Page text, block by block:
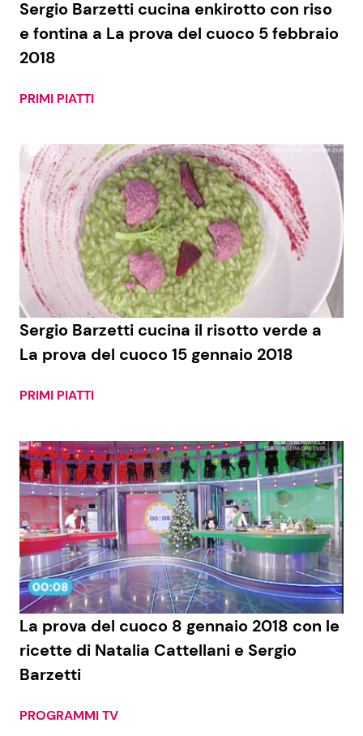
Seguici
Info
Chi siamo
Disclaimer e Privacy
Redazione
Contattaci
Pubblicità
Privacy Policy
Sergio Barzetti cucina enkirotto con riso
e fontina a La prova del cuoco 5 febbraio
2018
PRIMI PIATTI
Sergio Barzetti cucina il risotto verde a
La prova del cuoco 15 gennaio 2018
PRIMI PIATTI
La prova del cuoco 8 gennaio 2018 con le
ricette di Natalia Cattellani e Sergio
Barzetti
PROGRAMMI TV